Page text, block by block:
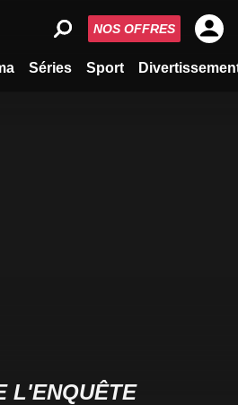
Séries Sport
NOS OFFRES
L'ENQUÊTE